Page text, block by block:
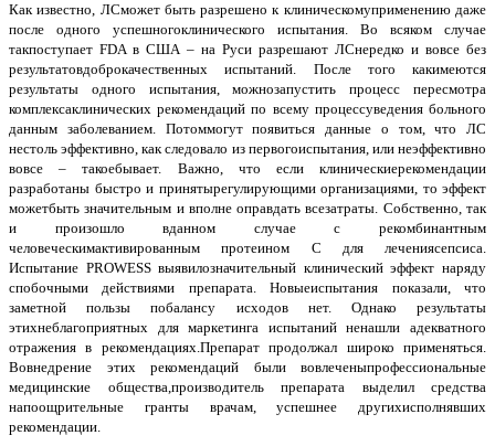
Как известно, ЛСможет быть разрешено к клиническомуприменению даже
после одного успешногоклинического испытания. Во всяком случае
такпоступает FDA в США – на Руси разрешают ЛСнередко и вовсе без
результатовдоброкачественных испытаний. После того какимеются
результаты одного испытания, можнозапустить процесс пересмотра
комплексаклинических рекомендаций по всему процессуведения больного
данным заболеванием. Потоммогут появиться данные о том, что ЛС
нестоль эффективно, как следовало из первогоиспытания, или неэффективно
вовсе – такоебывает. Важно, что если клиническиерекомендации
разработаны быстро и принятырегулирующими организациями, то эффект
можетбыть значительным и вполне оправдать всезатраты. Собственно, так
и произошло вданном случае с рекомбинантным
человеческимактивированным протеином С для лечениясепсиса.
Испытание PROWESS выявилозначительный клинический эффект наряду
спобочными действиями препарата. Новыеиспытания показали, что
заметной пользы побалансу исходов нет. Однако результаты
этихнеблагоприятных для маркетинга испытаний ненашли адекватного
отражения в рекомендациях.Препарат продолжал широко применяться.
Вовнедрение этих рекомендаций были вовлеченыпрофессиональные
медицинские общества,производитель препарата выделил средства
напоощрительные гранты врачам, успешнее другихисполнявших
рекомендации.